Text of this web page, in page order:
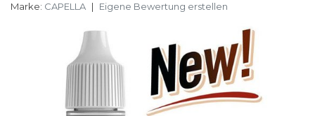
Marke: CAPELLA | Eigene Bewertung erstellen